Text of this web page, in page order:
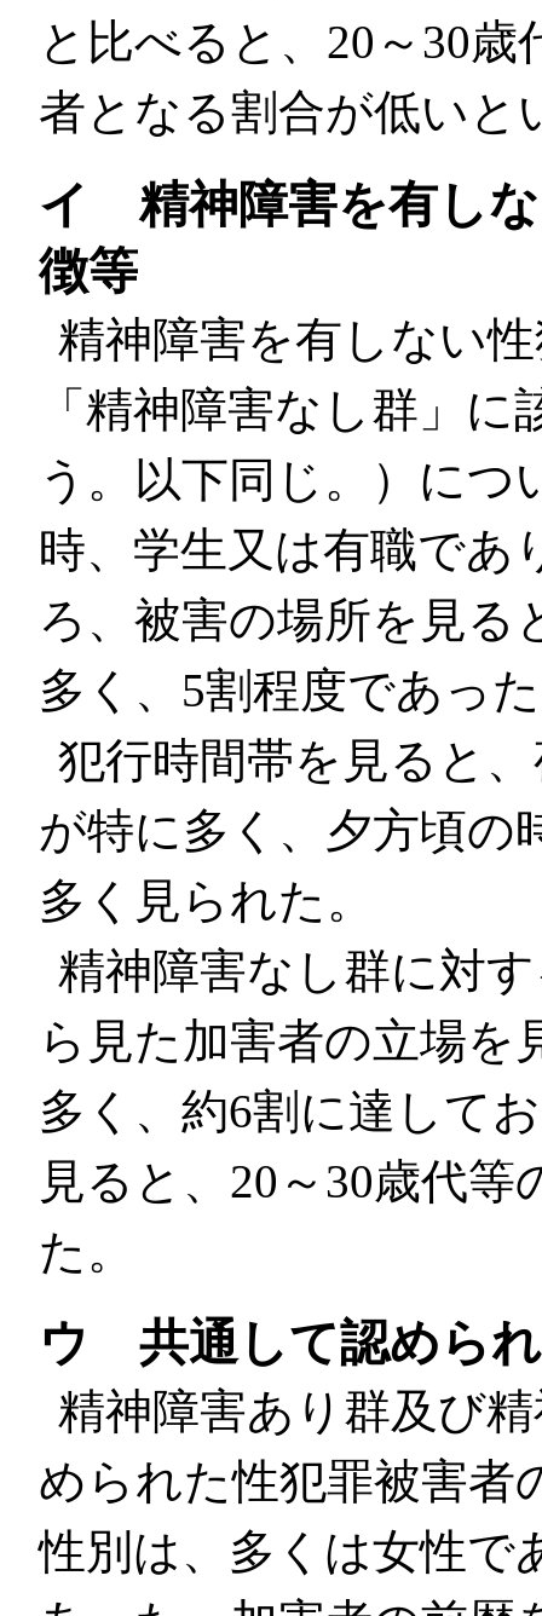
と比べると、20～30
者となる割合が低いと
イ 精神障害を有し
徴等
精神障害を有しない
「精神障害なし群」
う。以下同じ。）につ
時、学生又は有職であ
ろ、被害の場所を見る
多く、5割程度であっ
犯行時間帯を見ると
が特に多く、夕方頃の
多く見られた。
精神障害なし群に対
ら見た加害者の立場を
多く、約6割に達して
見ると、20～30歳代
た。
ウ 共通して認めら
精神障害あり群及び
められた性犯罪被害者
性別は、多くは女性で